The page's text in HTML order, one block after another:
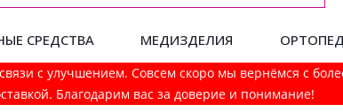
СРЕДСТВА МЕДИЗДЕЛИЯ
с улучшением. Совсем скоро мы вернёмся с
Благодарим вас за доверие и понимание!